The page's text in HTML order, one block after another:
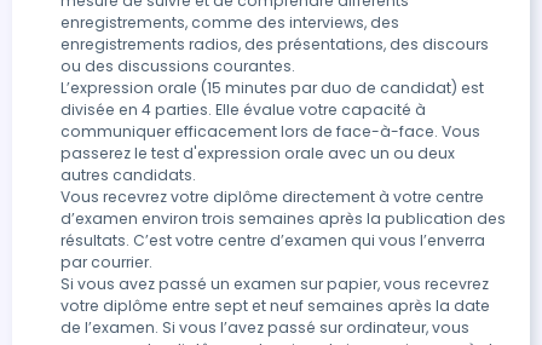
enregistrements, comme des interviews, des
enregistrements radios, des présentations, des discours
ou des discussions courantes.
L’expression orale (15 minutes par duo de candidat) est
divisée en 4 parties. Elle évalue votre capacité à
communiquer efficacement lors de face-à-face. Vous
passerez le test d'expression orale avec un ou deux
autres candidats.
Vous recevrez votre diplôme directement à votre centre
d’examen environ trois semaines après la publication des
résultats. C’est votre centre d’examen qui vous l’enverra
par courrier.
Si vous avez passé un examen sur papier, vous recevrez
votre diplôme entre sept et neuf semaines après la date
de l’examen. Si vous l’avez passé sur ordinateur, vous